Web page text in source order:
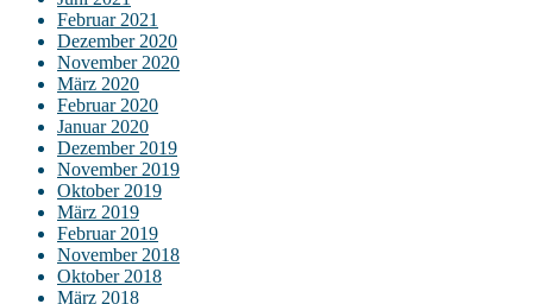
Februar 2021
Dezember 2020
November 2020
März 2020
Februar 2020
Januar 2020
Dezember 2019
November 2019
Oktober 2019
März 2019
Februar 2019
November 2018
Oktober 2018
März 2018